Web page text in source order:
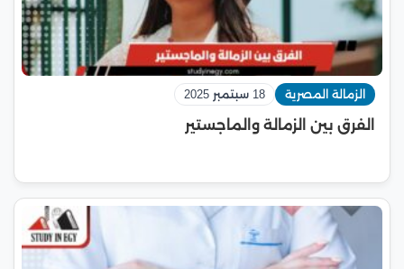
الزمالة المصرية 18 سبتمبر 2025
الفرق بين الزمالة والماجستير